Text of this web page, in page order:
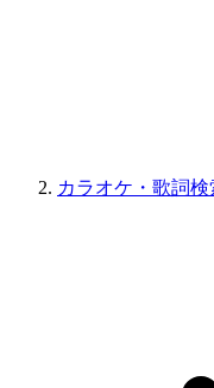
カラオケ・歌詞検